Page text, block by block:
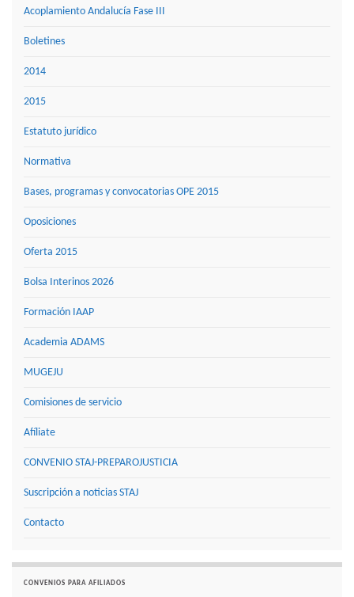
Acoplamiento Andalucía Fase III
Boletines
2014
2015
Estatuto jurídico
Normativa
Bases, programas y convocatorias OPE 2015
Oposiciones
Oferta 2015
Bolsa Interinos 2026
Formación IAAP
Academia ADAMS
MUGEJU
Comisiones de servicio
Afíliate
CONVENIO STAJ-PREPAROJUSTICIA
Suscripción a noticias STAJ
Contacto
CONVENIOS PARA AFILIADOS